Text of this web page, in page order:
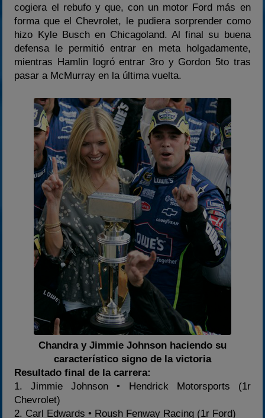
cogiera el rebufo y que, con un motor Ford más en
forma que el Chevrolet, le pudiera sorprender como
hizo Kyle Busch en Chicagoland. Al final su buena
defensa le permitió entrar en meta holgadamente,
mientras Hamlin logró entrar 3ro y Gordon 5to tras
pasar a McMurray en la última vuelta.
Chandra y Jimmie Johnson haciendo su
característico signo de la victoria
Resultado final de la carrera:
1. Jimmie Johnson • Hendrick Motorsports (1r
Chevrolet)
2. Carl Edwards • Roush Fenway Racing (1r Ford)